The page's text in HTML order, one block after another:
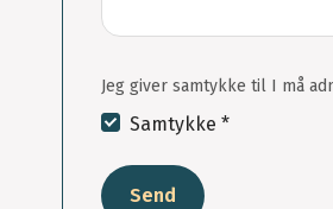
Jeg giver samtykke til I må
Samtykke *
Send